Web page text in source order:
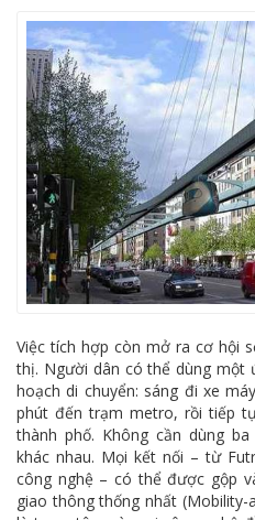
Việc tích hợp còn mở ra cơ hội
thị. Người dân có thể dùng một
hoạch di chuyển: sáng đi xe
phút đến trạm metro, rồi tiếp
thành phố. Không cần dùng
khác nhau. Mọi kết nối – từ
công nghệ – có thể được gộp
giao thông thống nhất (Mobility-